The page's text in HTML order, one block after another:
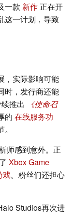
一款 新作 正在开
这一计划，导致
，实际影响可能
时，发行商还能
推出
《使命召
的 在线服务功
师感到意外。正
Xbox Game
戏。粉丝们还担心
Studios再次进